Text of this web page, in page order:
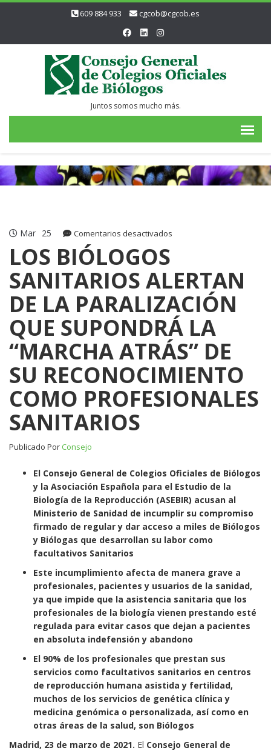
609 884 933 cgcob@cgcob.es
Juntos somos mucho más.
Mar 25 Comentarios desactivados
SANITARIOS
ALERTAN
DE
LA
PARALIZACIÓN
QUE
SUPONDRÁ
LA
“MARCHA
ATRÁS”
DE
LOS BIÓLOGOS
SANITARIOS ALERTAN
DE LA PARALIZACIÓN
QUE SUPONDRÁ LA
“MARCHA ATRÁS” DE
SU RECONOCIMIENTO
COMO PROFESIONALES
SANITARIOS
Publicado Por Consejo
El Consejo General de Colegios Oficiales de Biólogos
y la Asociación Española para el Estudio de la
Biología de la Reproducción (ASEBIR) acusan al
Ministerio de Sanidad de incumplir su compromiso
firmado de regular y dar acceso a miles de Biólogos
y Biólogas que desarrollan su labor como
facultativos Sanitarios
Este incumplimiento afecta de manera grave a
profesionales, pacientes y usuarios de la sanidad,
ya que impide que la asistencia sanitaria que los
profesionales de la biología vienen prestando esté
regulada para evitar casos que dejan a pacientes
en absoluta indefensión y abandono
El 90% de los profesionales que prestan sus
servicios como facultativos sanitarios en centros
de reproducción humana asistida y fertilidad,
muchos de los servicios de genética clínica y
medicina genómica o personalizada, así como en
otras áreas de la salud, son Biólogos
Madrid, 23 de marzo de 2021. El Consejo General de